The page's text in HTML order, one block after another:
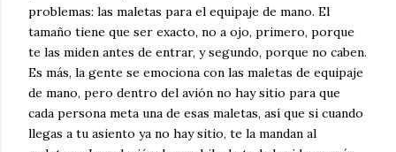
problemas: las maletas para el equipaje de mano. El
tamaño tiene que ser exacto, no a ojo, primero, porque
te las miden antes de entrar, y segundo, porque no caben.
Es más, la gente se emociona con las maletas de equipaje
de mano, pero dentro del avión no hay sitio para que
cada persona meta una de esas maletas, así que si cuando
llegas a tu asiento ya no hay sitio, te la mandan al